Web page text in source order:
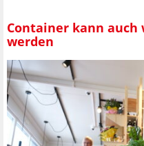
Container kann auch
werden